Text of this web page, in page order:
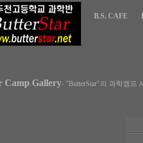
B.S. CAFE
Camp Gallery- "ButterStar"의 과학캠프